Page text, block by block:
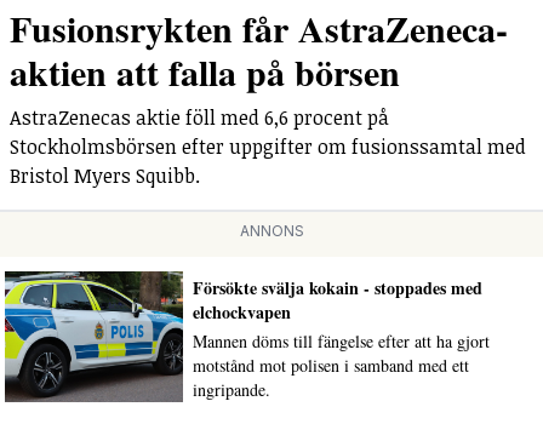
Fusionsrykten får AstraZeneca-
aktien att falla på börsen
AstraZenecas aktie föll med 6,6 procent på
Stockholmsbörsen efter uppgifter om fusionssamtal med
Bristol Myers Squibb.
ANNONS
Försökte svälja kokain - stoppades med
elchockvapen
Mannen döms till fängelse efter att ha gjort
motstånd mot polisen i samband med ett
ingripande.